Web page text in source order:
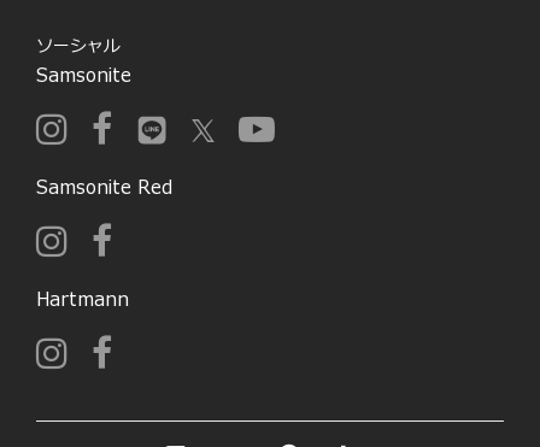
ソーシャル
Samsonite
Samsonite Red
Hartmann